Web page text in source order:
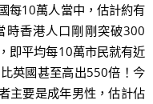
10萬人當中，估計約有
香港人口剛剛突破300
即平均每10萬市民就有近
英國甚至高出550倍！今
主要是成年男性，估計佔